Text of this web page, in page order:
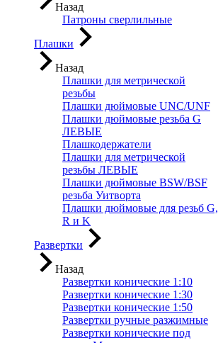
Назад
Патроны сверлильные
Плашки
Назад
Плашки для метрической
резьбы
Плашки дюймовые UNC/UNF
Плашки дюймовые резьба G
ЛЕВЫЕ
Плашкодержатели
Плашки для метрической
резьбы ЛЕВЫЕ
Плашки дюймовые BSW/BSF
резьба Уитворта
Плашки дюймовые для резьб G,
R и K
Развертки
Назад
Развертки конические 1:10
Развертки конические 1:30
Развертки конические 1:50
Развертки ручные разжимные
Развертки конические под